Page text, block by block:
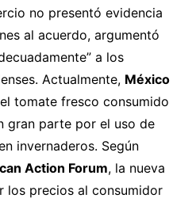
no presentó evidencia
al acuerdo, argumentó
a los
Actualmente, México
tomate fresco consumido
gran parte por el uso de
invernaderos. Según
Action Forum, la nueva
los precios al consumidor